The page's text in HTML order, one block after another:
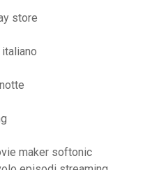
store
maker softonic